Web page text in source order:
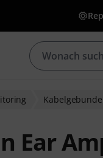
Ear